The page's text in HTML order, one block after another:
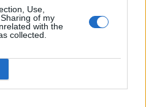
Use,
of my
with the
collected.
το χρόνο πίσω – να
να ενισχύσει τα
του προσώπου, να
και να επαναφέρει τη
επιδερμίδα»,